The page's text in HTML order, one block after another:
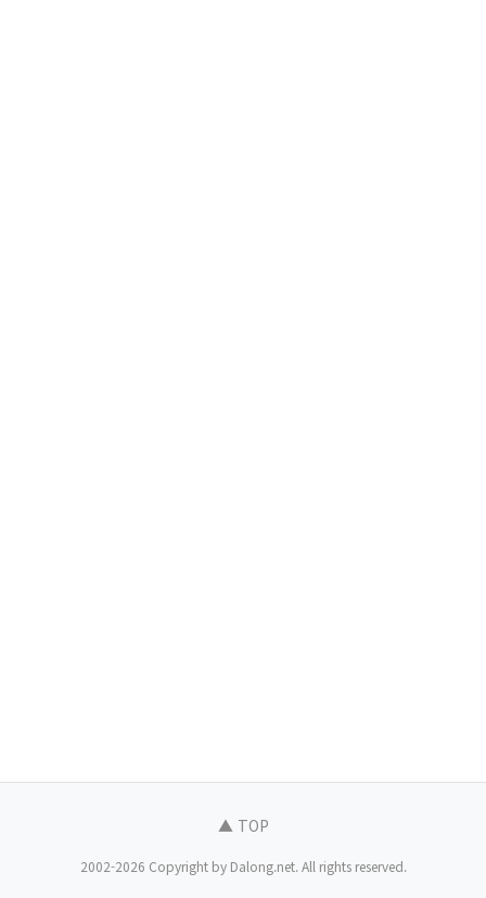
▲ TOP
2002-2026 Copyright by Dalong.net. All rights reserved.